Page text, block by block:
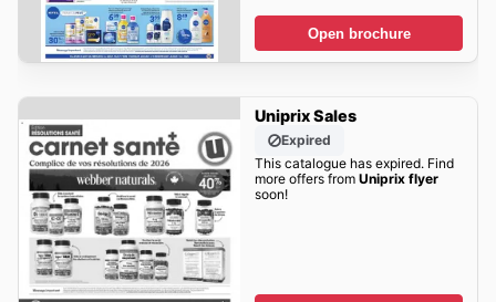
Open brochure
Uniprix Sales
Expired
This catalogue has expired. Find
more offers from Uniprix flyer
soon!